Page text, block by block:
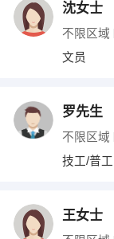
沈女士
不限区域
文员
罗先生
不限区域
技工/普工
王女士